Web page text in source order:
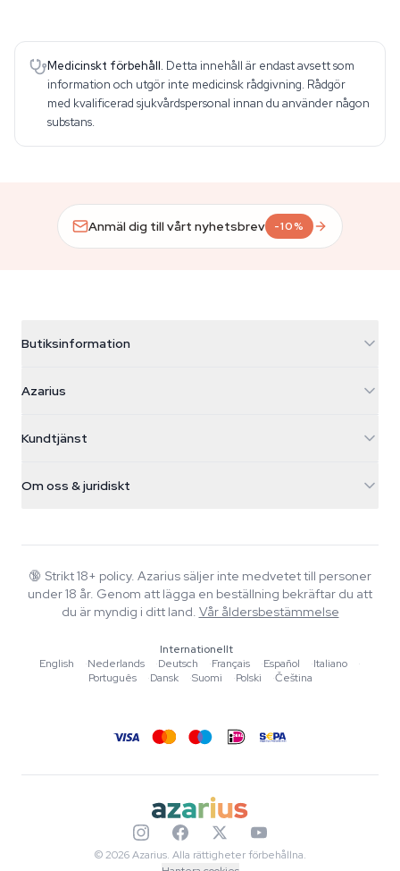
Medicinskt förbehåll. Detta innehåll är endast avsett som
information och utgör inte medicinsk rådgivning. Rådgör
med kvalificerad sjukvårdspersonal innan du använder någon
substans.
Anmäl dig till vårt nyhetsbrev -10%
Butiksinformation
Galvaniweg 11
Nederland
+31(0)204897914
Azarius
Magiska svampar
Smokeshop
Kundtjänst
Returpolicy
Vanliga frågor
Integritetspolicy
Om oss & juridiskt
Wiki
Blog
Musik
Redaktionella standarder
Verktyg & Kalkylatorer
🔞 Strikt 18+ policy. Azarius säljer inte medvetet till personer
under 18 år. Genom att lägga en beställning bekräftar du att
du är myndig i ditt land. Vår åldersbestämmelse
Internationellt
English
·Nederlands ·Deutsch ·Français ·Español ·Italiano
·
Português
·Dansk ·Suomi ·Polski ·Čeština
© 2026 Azarius. Alla rättigheter förbehållna.